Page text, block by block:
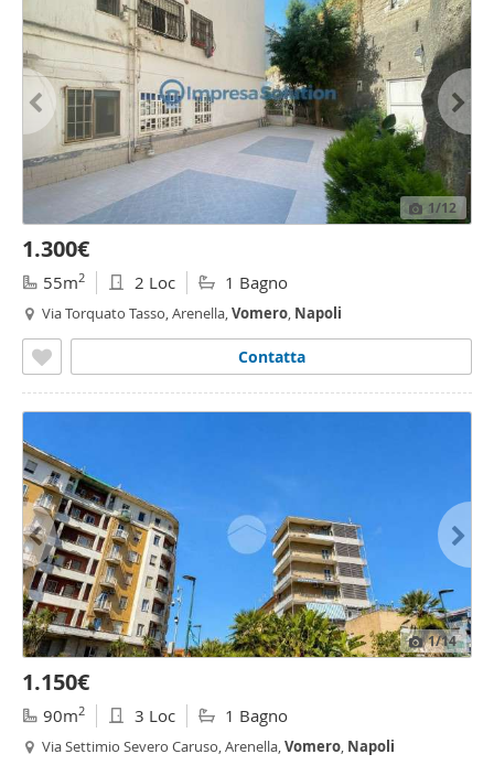
1/12
1.300€
55m2 2 Loc 1 Bagno
Via Torquato Tasso, Arenella,Vomero, Napoli
Contatta
1/14
1.150€
90m2 3 Loc 1 Bagno
Via Settimio Severo Caruso, Arenella,Vomero, Napoli